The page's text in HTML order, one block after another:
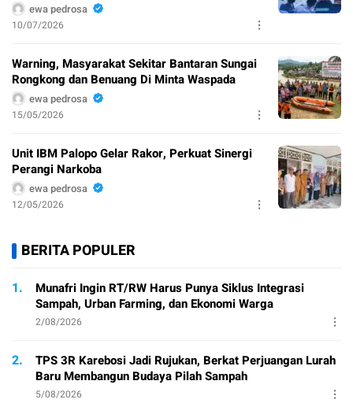
ewa pedrosa
10/07/2026
Warning, Masyarakat Sekitar Bantaran Sungai
Rongkong dan Benuang Di Minta Waspada
ewa pedrosa
15/05/2026
Unit IBM Palopo Gelar Rakor, Perkuat Sinergi
Perangi Narkoba
ewa pedrosa
12/05/2026
BERITA POPULER
1.
Munafri Ingin RT/RW Harus Punya Siklus Integrasi
Sampah, Urban Farming, dan Ekonomi Warga
2/08/2026
2.
TPS 3R Karebosi Jadi Rujukan, Berkat Perjuangan Lurah
Baru Membangun Budaya Pilah Sampah
5/08/2026